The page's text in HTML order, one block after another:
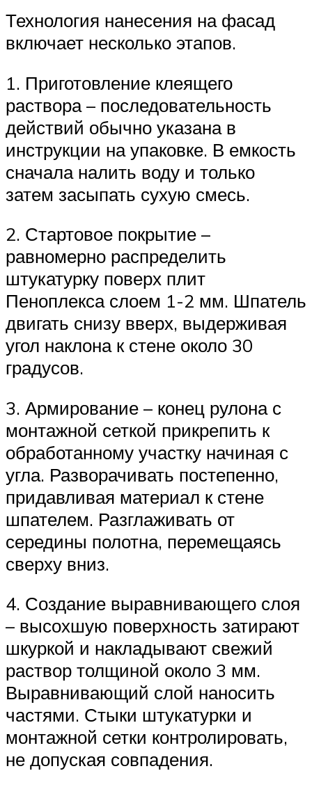
Технология нанесения на фасад
включает несколько этапов.
1. Приготовление клеящего
раствора – последовательность
действий обычно указана в
инструкции на упаковке. В емкость
сначала налить воду и только
затем засыпать сухую смесь.
2. Стартовое покрытие –
равномерно распределить
штукатурку поверх плит
Пеноплекса слоем 1-2 мм. Шпатель
двигать снизу вверх, выдерживая
угол наклона к стене около 30
градусов.
3. Армирование – конец рулона с
монтажной сеткой прикрепить к
обработанному участку начиная с
угла. Разворачивать постепенно,
придавливая материал к стене
шпателем. Разглаживать от
середины полотна, перемещаясь
сверху вниз.
4. Создание выравнивающего слоя
– высохшую поверхность затирают
шкуркой и накладывают свежий
раствор толщиной около 3 мм.
Выравнивающий слой наносить
частями. Стыки штукатурки и
монтажной сетки контролировать,
не допуская совпадения.